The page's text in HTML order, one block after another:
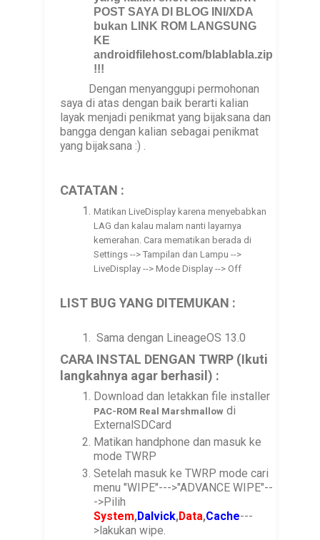
POST SAYA DI BLOG INI/XDA
bukan LINK ROM LANGSUNG
KE
androidfilehost.com/blablabla.zip
!!!
Dengan menyanggupi permohonan
saya di atas dengan baik berarti kalian
layak menjadi penikmat yang bijaksana dan
bangga dengan kalian sebagai penikmat
yang bijaksana :) .
CATATAN :
Matikan LiveDisplay karena menyebabkan
LAG dan kalau malam nanti layarnya
kemerahan. Cara mematikan berada di
Settings --> Tampilan dan Lampu -->
LiveDisplay --> Mode Display --> Off
LIST BUG YANG DITEMUKAN :
Sama dengan LineageOS 13.0
CARA INSTAL DENGAN TWRP (Ikuti
langkahnya agar berhasil) :
Download dan letakkan file installer
PAC-ROM Real Marshmallow di
ExternalSDCard
Matikan handphone dan masuk ke
mode TWRP
Setelah masuk ke TWRP mode cari
menu "WIPE"--->"ADVANCE WIPE"--
->Pilih
System,Dalvick,Data,Cache---
>lakukan wipe.